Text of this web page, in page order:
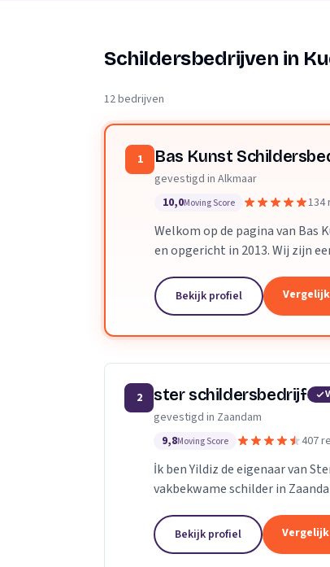
Schildersbedrijven in
12 bedrijven
1 Bas Kunst
gevestigd in Alkmaar
10,0Moving Score 134
Welkom op de pagina van Bas
en opgericht in 2013. Wij zijn
Bekijk profiel
2 ster schildersbedrijf
gevestigd in Zaandam
9,8Moving Score 407
İk ben Yildiz de eigenaar van
vakbekwame schilder in
Bekijk profiel